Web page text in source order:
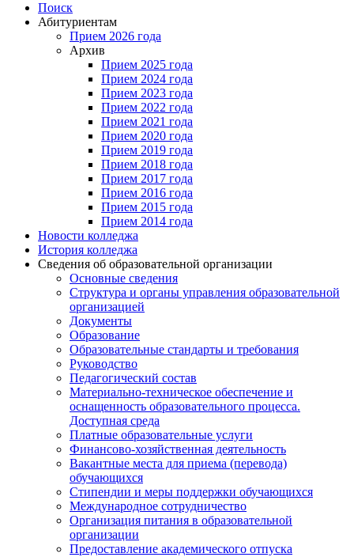
Поиск
Абитуриентам
Прием 2026 года
Архив
Прием 2025 года
Прием 2024 года
Прием 2023 года
Прием 2022 года
Прием 2021 года
Прием 2020 года
Прием 2019 года
Прием 2018 года
Прием 2017 года
Прием 2016 года
Прием 2015 года
Прием 2014 года
Новости колледжа
История колледжа
Сведения об образовательной организации
Основные сведения
Структура и органы управления образовательной
организацией
Документы
Образование
Образовательные стандарты и требования
Руководство
Педагогический состав
Материально-техническое обеспечение и
оснащенность образовательного процесса.
Доступная среда
Платные образовательные услуги
Финансово-хозяйственная деятельность
Вакантные места для приема (перевода)
обучающихся
Стипендии и меры поддержки обучающихся
Международное сотрудничество
Организация питания в образовательной
организации
Предоставление академического отпуска